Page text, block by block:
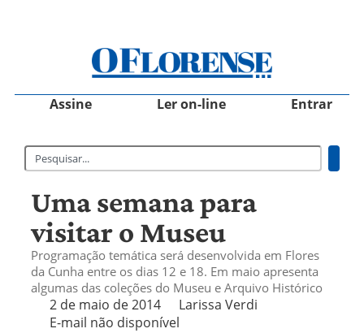
Assine Ler on-line Entrar
Uma semana para
visitar o Museu
Programação temática será desenvolvida em Flores
da Cunha entre os dias 12 e 18. Em maio apresenta
algumas das coleções do Museu e Arquivo Histórico
2 de maio de 2014
Larissa Verdi
E-mail não disponível